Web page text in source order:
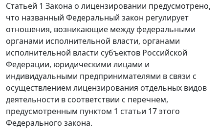
Статьей 1 Закона о лицензировании предусмотрено,
что названный Федеральный закон регулирует
отношения, возникающие между федеральными
органами исполнительной власти, органами
исполнительной власти субъектов Российской
Федерации, юридическими лицами и
индивидуальными предпринимателями в связи с
осуществлением лицензирования отдельных видов
деятельности в соответствии с перечнем,
предусмотренным пунктом 1 статьи 17этого
Федерального закона.